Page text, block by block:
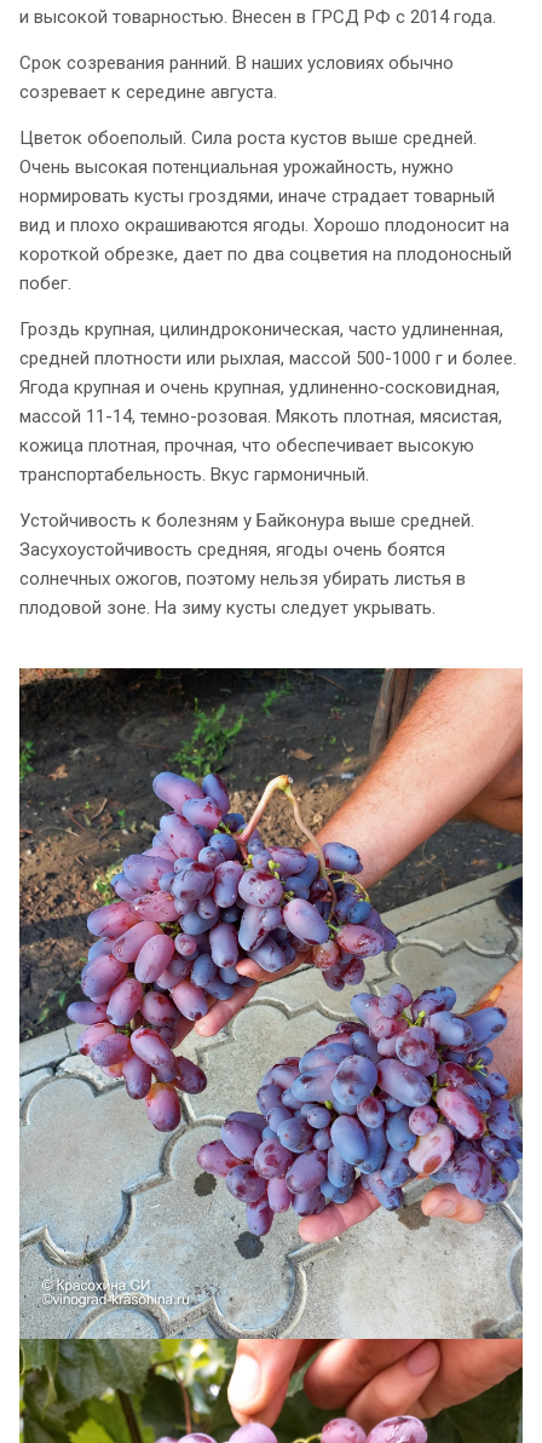
и высокой товарностью. Внесен в ГРСД РФ с 2014 года.
Срок созревания ранний. В наших условиях обычно
созревает к середине августа.
Цветок обоеполый. Сила роста кустов выше средней.
Очень высокая потенциальная урожайность, нужно
нормировать кусты гроздями, иначе страдает товарный
вид и плохо окрашиваются ягоды. Хорошо плодоносит на
короткой обрезке, дает по два соцветия на плодоносный
побег.
Гроздь крупная, цилиндроконическая, часто удлиненная,
средней плотности или рыхлая, массой 500-1000 г и более.
Ягода крупная и очень крупная, удлиненно‑сосковидная,
массой 11-14, темно-розовая. Мякоть плотная, мясистая,
кожица плотная, прочная, что обеспечивает высокую
транспортабельность. Вкус гармоничный.
Устойчивость к болезням у Байконура выше средней.
Засухоустойчивость средняя, ягоды очень боятся
солнечных ожогов, поэтому нельзя убирать листья в
плодовой зоне. На зиму кусты следует укрывать.